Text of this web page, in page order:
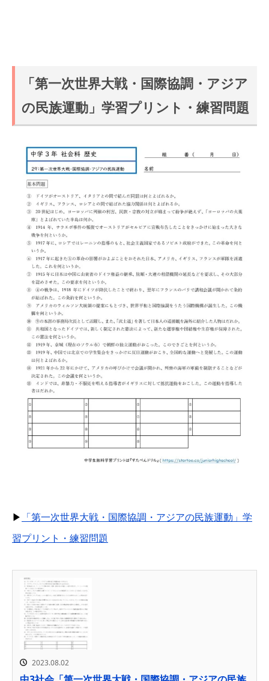
「第一次世界大戦・国際協調・アジア
の民族運動」学習プリント・練習問題
▶ 「第一次世界大戦・国際協調・アジアの民族運動」学
習プリント・練習問題
2023.08.02